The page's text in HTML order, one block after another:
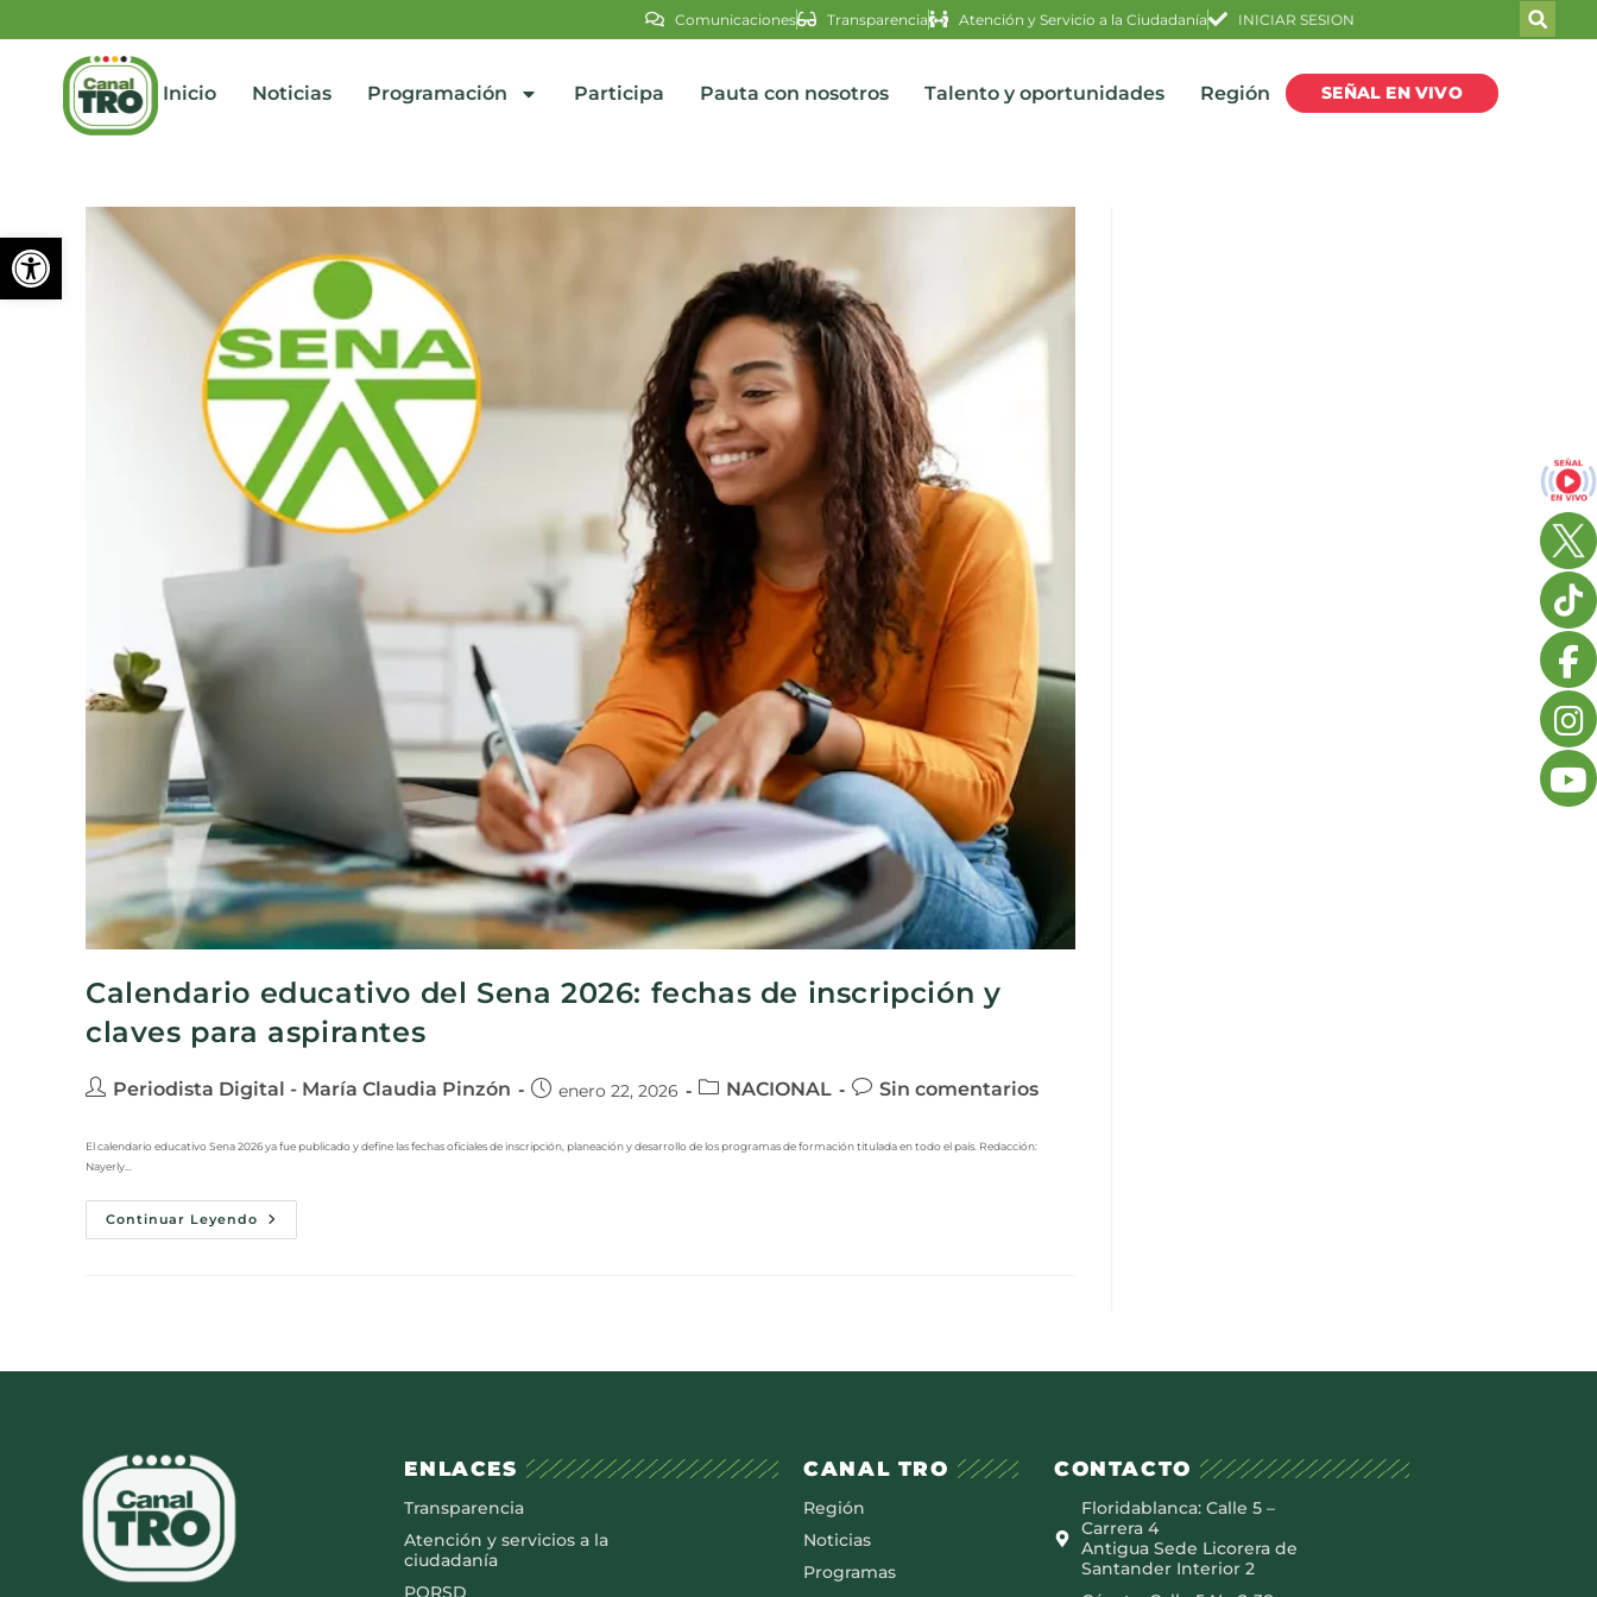
Abrir barra de herramientas
Comunicaciones Transparencia Atención y Servicio a la Ciudadanía INICIAR SESION
Inicio Noticias Programación Participa Pauta con nosotros Talento y oportunidades Región SEÑAL EN VIVO
Calendario educativo del Sena 2026: fechas de inscripción y
claves para aspirantes
Periodista Digital - María Claudia Pinzón enero 22, 2026 NACIONAL Sin comentarios
El calendario educativo Sena 2026 ya fue publicado y define las fechas oficiales de inscripción, planeación y desarrollo de los programas de formación titulada en todo el país. Redacción:
Nayerly…
Continuar Leyendo
ENLACES
Transparencia
Atención y servicios a la
ciudadanía
PQRSD
CANAL TRO
Región
Noticias
Programas
CONTACTO
Floridablanca: Calle 5 –
Carrera 4
Antigua Sede Licorera de
Santander Interior 2